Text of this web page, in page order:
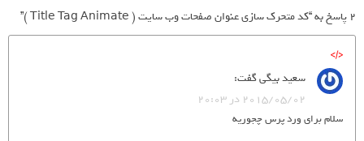
2 پاسخ به “کد متحرک سازی عنوان صفحات وب سایت ( Title Tag Animate )”
سعید بیگیگفت:
2015/05/02 در 20:03
سلام برای ورد پرس چجوریه